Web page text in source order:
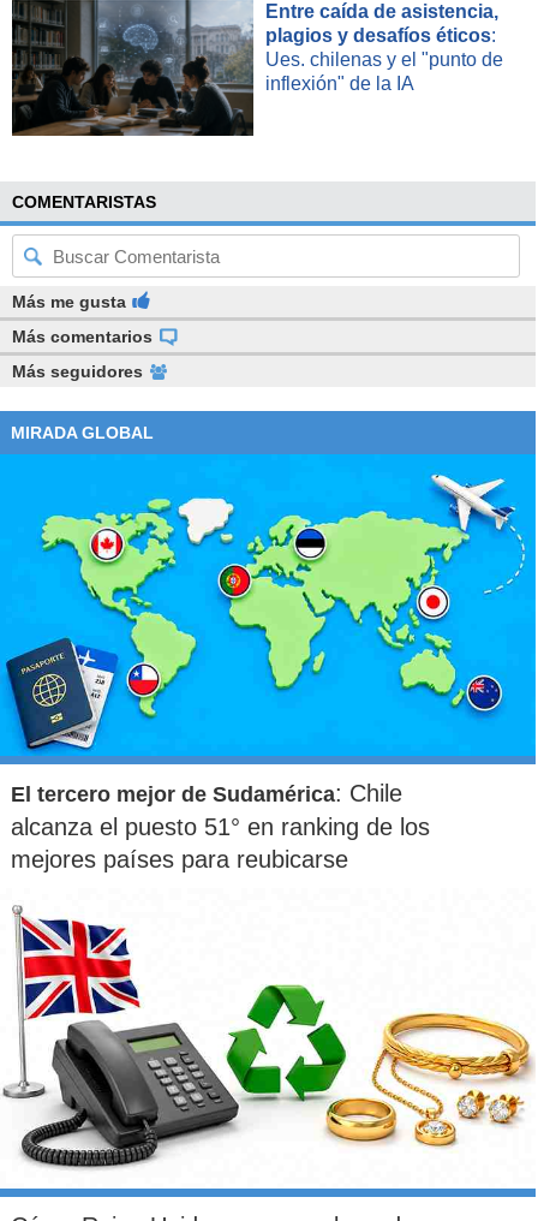
Entre caída de asistencia,
plagios y desafíos éticos:
Ues. chilenas y el "punto de
inflexión" de la IA
COMENTARISTAS
Más me gusta
Más comentarios
Más seguidores
MIRADA GLOBAL
El tercero mejor de Sudamérica: Chile
alcanza el puesto 51° en ranking de los
mejores países para reubicarse